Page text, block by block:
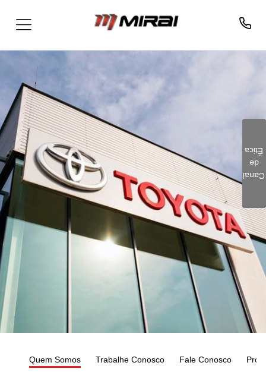
Quem Somos Trabalhe Conosco Fale Conosco
Canal
de
Ética
Clique aqui e preencha o
formulário. Este é um
canal seguro